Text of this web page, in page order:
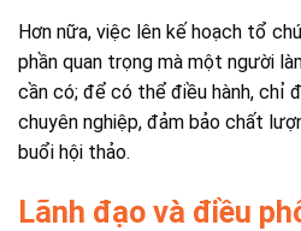
Hơn nữa, việc lên kế hoạch tổ
phần quan trọng mà một người
cần có; để có thể điều hành, chỉ
chuyên nghiệp, đảm bảo chất
buổi hội thảo.
Lãnh đạo và điều